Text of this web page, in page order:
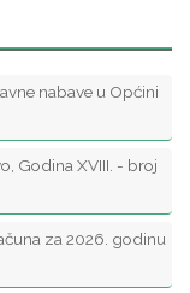
nabave u Općini
Godina XVIII. - broj
za 2026. godinu